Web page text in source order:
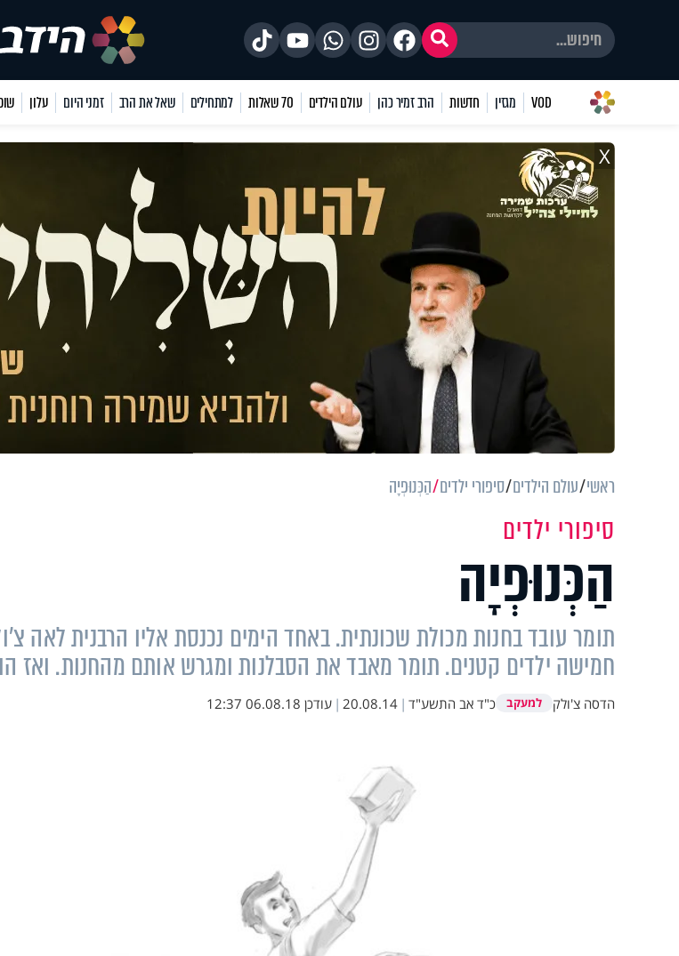
VOD מגזין חדשות הרב זמיר כהן עולם הילדים 70 שאלות למתחילים שאל את הרב זמני היום עלון
X
ראשי עולם הילדים סיפורי ילדים הַכְּנוּפְיָה
סיפורי ילדים
הַכְּנוּפְיָה
תומר עובד בחנות מכולת שכונתית. באחד הימים נכנסת אליו הרבנית לאה
חמישה ילדים קטנים. תומר מאבד את הסבלנות ומגרש אותם מהחנות. ואז
הדסה צ'ולק למעקב כ"ד אב התשע"ד |
20.08.14
| עודכן 06.08.18 12:37